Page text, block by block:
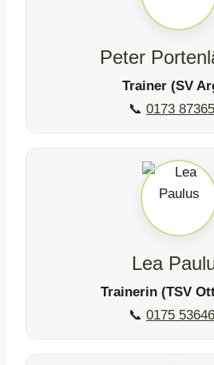
Peter
Trainer (SV
📞 0173
Lea
Trainerin (TSV
📞 0175